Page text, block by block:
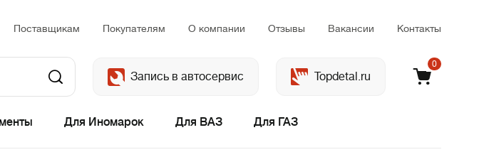
Поставщикам Покупателям О компании Отзывы Вакансии Контакты
Запись в автосервис Topdetal.ru
0
Для Иномарок Для ВАЗ Для ГАЗ